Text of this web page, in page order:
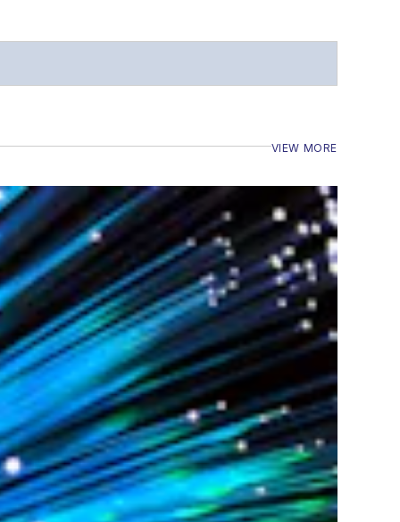
VIEW MORE